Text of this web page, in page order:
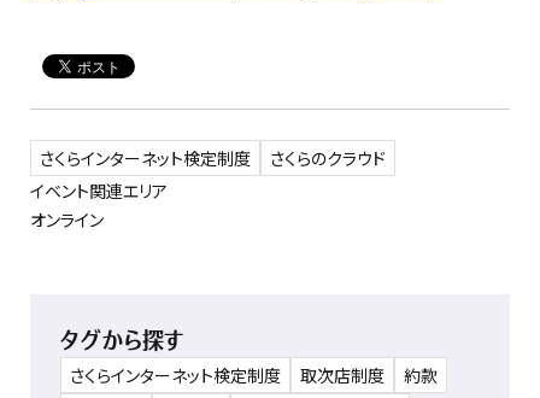
さくらインターネット検定制度
さくらのクラウド
イベント関連エリア
オンライン
タグから探す
さくらインターネット検定制度 取次店制度
約款